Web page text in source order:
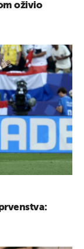
oživio